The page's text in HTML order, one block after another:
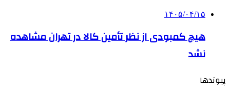
۱۴۰۵/۰۴/۱۵
هیچ کمبودی از نظر تأمین کالا در تهران مشاهده
نشد
پیوندها